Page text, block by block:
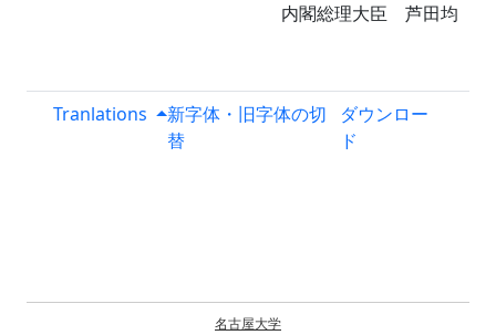
内閣総理大臣 芦田均
Tranlations
新字体・旧字体の切
替
ダウンロー
ド
名古屋大学